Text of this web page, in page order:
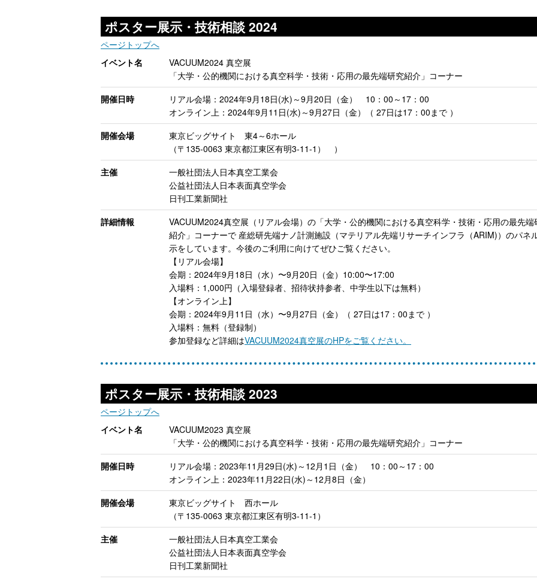
ポスター展示・技術相談 2024
ページトップへ
イベント名
VACUUM2024 真空展
「大学・公的機関における真空科学・技術・応用の最先端研究紹介」コーナー
開催日時
リアル会場：2024年9月18日(水)～9月20日（金） 10：00～17：00
オンライン上：2024年9月11日(水)～9月27日（金）（ 27日は17：00まで ）
開催会場
東京ビッグサイト 東4～6ホール
（〒135-0063 東京都江東区有明3-11-1） ）
主催
一般社団法人日本真空工業会
公益社団法人日本表面真空学会
日刊工業新聞社
詳細情報
VACUUM2024真空展（リアル会場）の「大学・公的機関における真空科学・技術・応用の最先端
紹介」コーナーで 産総研先端ナノ計測施設（マテリアル先端リサーチインフラ（ARIM)）のパネ
示をしています。今後のご利用に向けてぜひご覧ください。
【リアル会場】
会期：2024年9月18日（水）〜9月20日（金）10:00〜17:00
入場料：1,000円（入場登録者、招待状持参者、中学生以下は無料）
【オンライン上】
会期：2024年9月11日（水）〜9月27日（金）（ 27日は17：00まで ）
入場料：無料（登録制）
参加登録など詳細はVACUUM2024真空展のHPをご覧ください。
ポスター展示・技術相談 2023
ページトップへ
イベント名
VACUUM2023 真空展
「大学・公的機関における真空科学・技術・応用の最先端研究紹介」コーナー
開催日時
リアル会場：2023年11月29日(水)～12月1日（金） 10：00～17：00
オンライン上：2023年11月22日(水)～12月8日（金）
開催会場
東京ビッグサイト 西ホール
（〒135-0063 東京都江東区有明3-11-1）
主催
一般社団法人日本真空工業会
公益社団法人日本表面真空学会
日刊工業新聞社